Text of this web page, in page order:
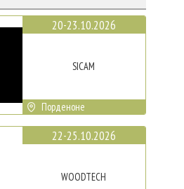
20-23.10.2026
SICAM
Порденоне
22-25.10.2026
WOODTECH